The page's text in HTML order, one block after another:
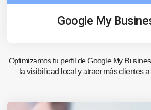
Google My
Optimizamos tu perfil de Google My
la visibilidad local y atraer más clientes